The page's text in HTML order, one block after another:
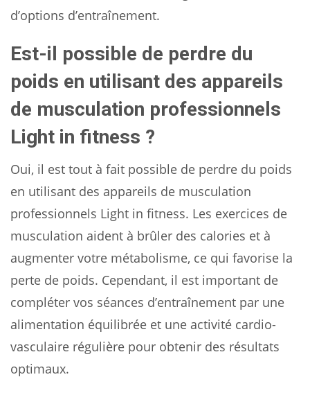
d’options d’entraînement.
Est-il possible de perdre du
poids en utilisant des appareils
de musculation professionnels
Light in fitness ?
Oui, il est tout à fait possible de perdre du poids
en utilisant des appareils de musculation
professionnels Light in fitness. Les exercices de
musculation aident à brûler des calories et à
augmenter votre métabolisme, ce qui favorise la
perte de poids. Cependant, il est important de
compléter vos séances d’entraînement par une
alimentation équilibrée et une activité cardio-
vasculaire régulière pour obtenir des résultats
optimaux.